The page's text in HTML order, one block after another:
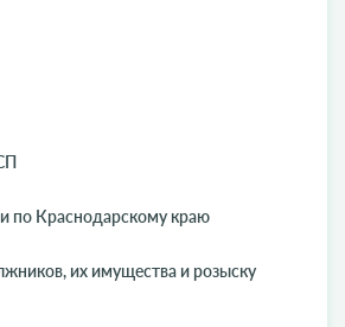
Краснодарскому краю
их имущества и розыску